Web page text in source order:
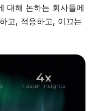
대해 논하는 회사들에
고, 적응하고, 이끄는